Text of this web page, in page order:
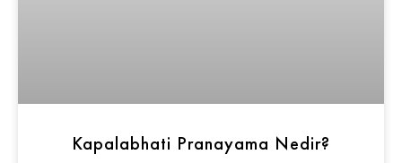
Kapalabhati Pranayama Nedir?